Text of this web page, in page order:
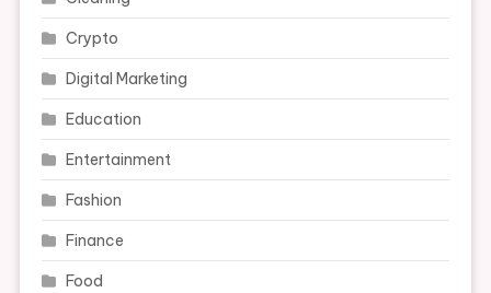
Crypto
Digital Marketing
Education
Entertainment
Fashion
Finance
Food